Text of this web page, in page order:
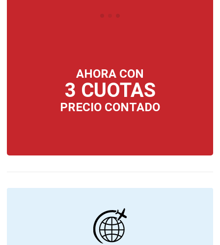
AHORA CON
3 CUOTAS
PRECIO CONTADO